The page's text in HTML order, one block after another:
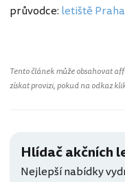
průvodce: letiště Praha
Tento článek může obsahovat
získat provizi, pokud na odkaz
Hlídač akčních
Nejlepší nabídky